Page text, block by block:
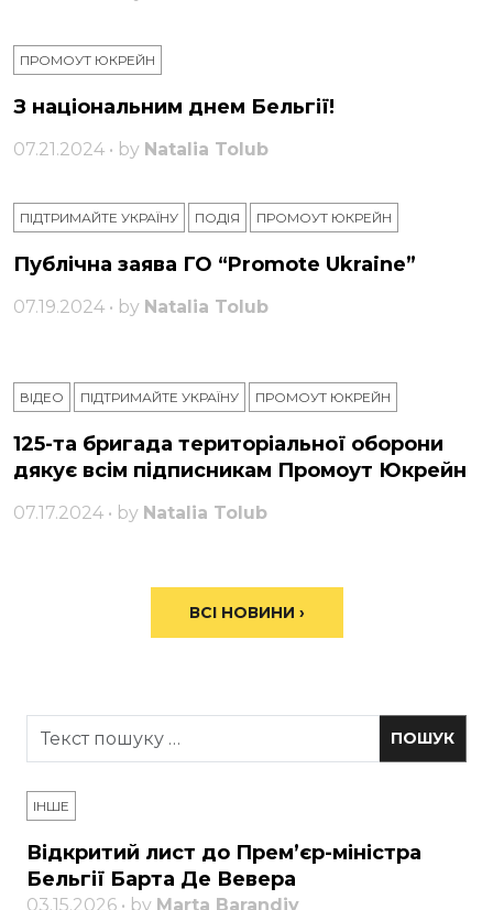
ПРОМОУТ ЮКРЕЙН
З національним днем ​​Бельгії!
07.21.2024 • by Natalia Tolub
ПІДТРИМАЙТЕ УКРАЇНУ ПОДІЯ ПРОМОУТ ЮКРЕЙН
Публічна заява ГО “Promote Ukraine”
07.19.2024 • by Natalia Tolub
ВІДЕО ПІДТРИМАЙТЕ УКРАЇНУ ПРОМОУТ ЮКРЕЙН
125-та бригада територіальної оборони
дякує всім підписникам Промоут Юкрейн
07.17.2024 • by Natalia Tolub
ВСІ НОВИНИ ›
ІНШЕ
Відкритий лист до Прем’єр-міністра
Бельгії Барта Де Вевера
03.15.2026 • by Marta Barandiy